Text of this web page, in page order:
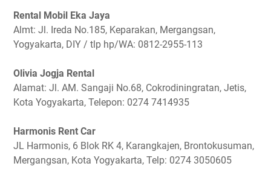
Rental Mobil Eka Jaya
Almt: Jl. Ireda No.185, Keparakan, Mergangsan,
Yogyakarta, DIY / tlp hp/WA: 0812-2955-113
Olivia Jogja Rental
Alamat: Jl. AM. Sangaji No.68, Cokrodiningratan, Jetis,
Kota Yogyakarta, Telepon: 0274 7414935
Harmonis Rent Car
JL Harmonis, 6 Blok RK 4, Karangkajen, Brontokusuman,
Mergangsan, Kota Yogyakarta, Telp: 0274 3050605